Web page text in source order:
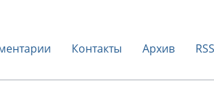
Контакты Архив RSS